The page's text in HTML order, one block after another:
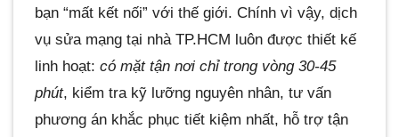
bạn “mất kết nối” với thế giới. Chính vì vậy, dịch
vụ sửa mạng tại nhà TP.HCM luôn được thiết kế
linh hoạt: có mặt tận nơi chỉ trong vòng 30-45
phút, kiểm tra kỹ lưỡng nguyên nhân, tư vấn
phương án khắc phục tiết kiệm nhất, hỗ trợ tận